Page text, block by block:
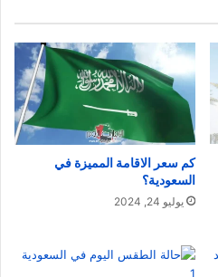
كم سعر الاقامة المميزة في
السعودية؟
يوليو 24, 2024